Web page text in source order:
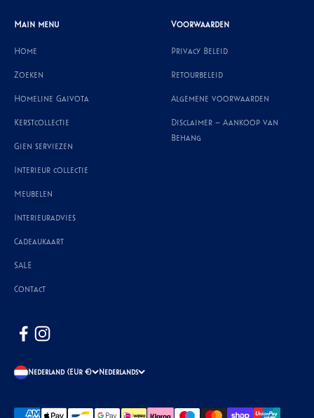
Main menu
Home
Zoeken
Homeline Gaivota
Kerstcollectie
Gien serviezen
Interieur collectie
Meubelen
Interieuradvies
Cadeaukaart
SALE
Contact
Voorwaarden
Privacy Beleid
Retourbeleid
Algemene voorwaarden
Disclaimer – Aankoop van
Behang
Nederland (EUR €) Nederlands